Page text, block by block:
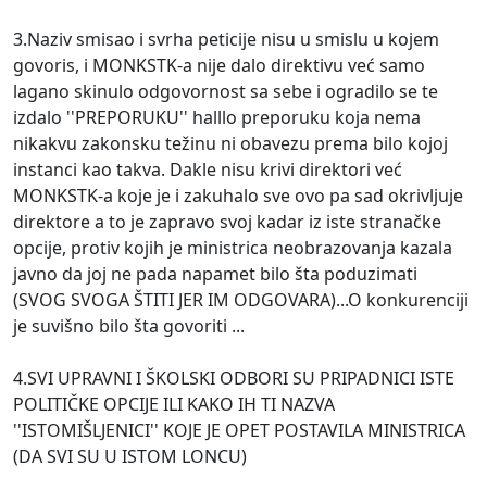
3.Naziv smisao i svrha peticije nisu u smislu u kojem
govoris, i MONKSTK-a nije dalo direktivu već samo
lagano skinulo odgovornost sa sebe i ogradilo se te
izdalo ''PREPORUKU'' halllo preporuku koja nema
nikakvu zakonsku težinu ni obavezu prema bilo kojoj
instanci kao takva. Dakle nisu krivi direktori već
MONKSTK-a koje je i zakuhalo sve ovo pa sad okrivljuje
direktore a to je zapravo svoj kadar iz iste stranačke
opcije, protiv kojih je ministrica neobrazovanja kazala
javno da joj ne pada napamet bilo šta poduzimati
(SVOG SVOGA ŠTITI JER IM ODGOVARA)...O konkurenciji
je suvišno bilo šta govoriti ...
4.SVI UPRAVNI I ŠKOLSKI ODBORI SU PRIPADNICI ISTE
POLITIČKE OPCIJE ILI KAKO IH TI NAZVA
''ISTOMIŠLJENICI'' KOJE JE OPET POSTAVILA MINISTRICA
(DA SVI SU U ISTOM LONCU)